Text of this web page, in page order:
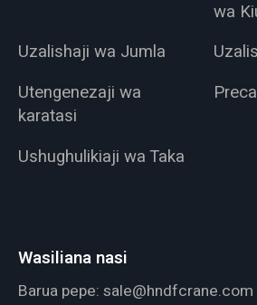
wa
Uzalishaji wa Jumla
Utengenezaji wa
karatasi
Ushughulikiaji wa Taka
Wasiliana nasi
Barua pepe: sale@hndfcrane.com